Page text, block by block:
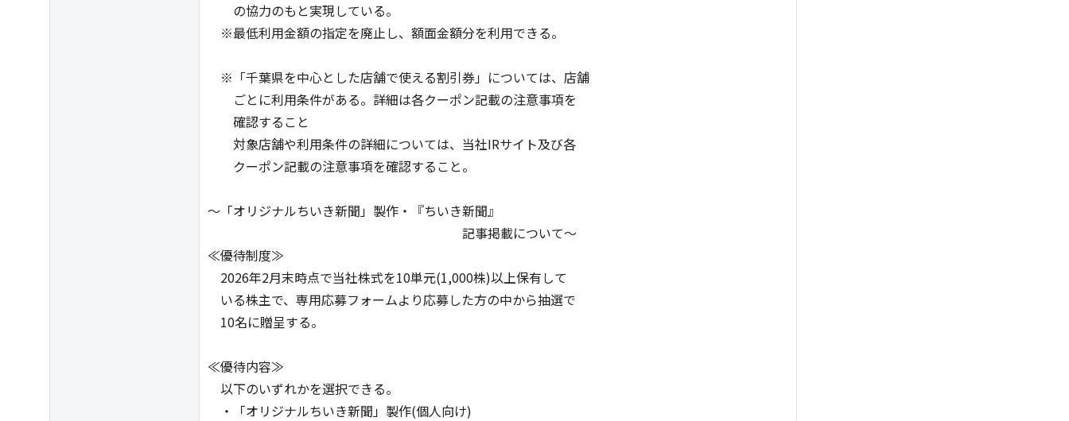
の協力のもと実現している。
※最低利用金額の指定を廃止し、額面金額分を利用できる。
※「千葉県を中心とした店舗で使える割引券」については、店舗
ごとに利用条件がある。詳細は各クーポン記載の注意事項を
確認すること
対象店舗や利用条件の詳細については、当社IRサイト及び各
クーポン記載の注意事項を確認すること。
～「オリジナルちいき新聞」製作・『ちいき新聞』
記事掲載について～
≪優待制度≫
2026年2月末時点で当社株式を10単元(1,000株)以上保有して
いる株主で、専用応募フォームより応募した方の中から抽選で
10名に贈呈する。
≪優待内容≫
以下のいずれかを選択できる。
・「オリジナルちいき新聞」製作(個人向け)